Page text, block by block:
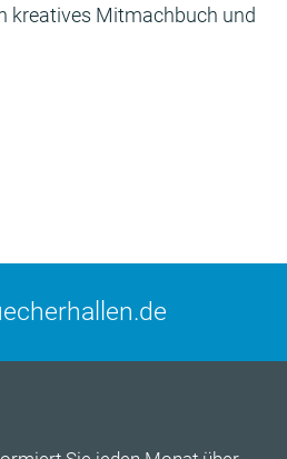
kreatives Mitmachbuch und